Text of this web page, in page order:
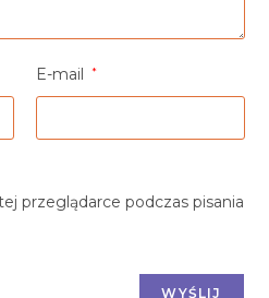
E-mail *
przeglądarce podczas pisania